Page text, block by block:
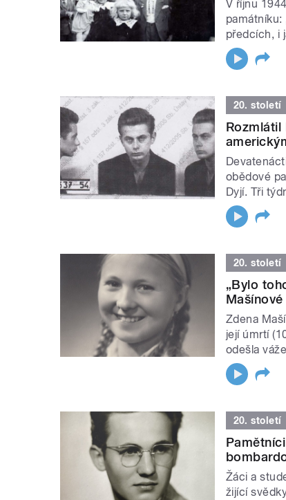
V říjnu
předcích, i
20. století
Rozmlátil
obědové
Dyjí. Tři
20. století
„Bylo
Zdena
její úmrtí
odešla
20. století
Žáci a
žijící